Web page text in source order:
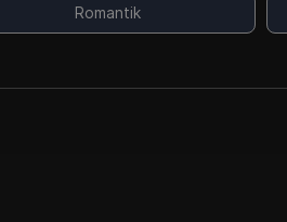
Romantik